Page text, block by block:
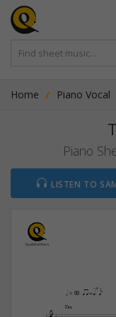
Home Piano Vocal
Piano
LISTEN TO
h = 90 qaa z=[qp  ]e
D‹